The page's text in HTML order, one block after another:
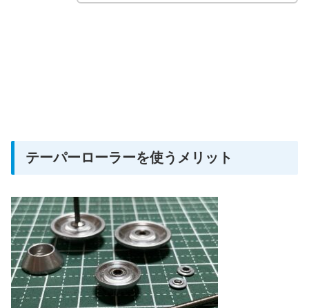
テーパーローラーを使うメリット